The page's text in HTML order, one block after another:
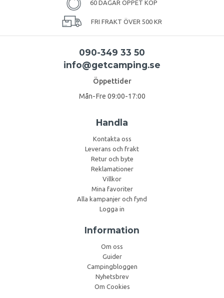
60 DAGAR ÖPPET KÖP
FRI FRAKT ÖVER 500 KR
090-349 33 50
info@getcamping.se
Öppettider
Mån-Fre 09:00-17:00
Handla
Kontakta oss
Leverans och frakt
Retur och byte
Reklamationer
Villkor
Mina favoriter
Alla kampanjer och fynd
Logga in
Information
Om oss
Guider
Campingbloggen
Nyhetsbrev
Om Cookies